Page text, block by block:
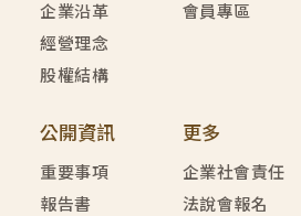
企業沿革
經營理念
股權結構
會員專區
公開資訊
重要事項
報告書
更多
企業社會責任
法說會報名